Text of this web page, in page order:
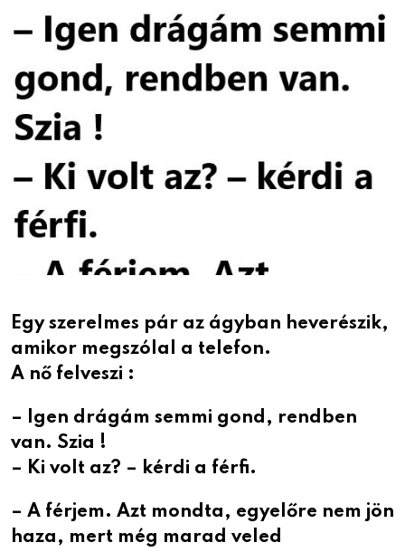
Egy szerelmes pár az ágyban heverészik,
amikor megszólal a telefon.
A nő felveszi :
– Igen drágám semmi gond, rendben
van. Szia !
– Ki volt az? – kérdi a férfi.
– A férjem. Azt mondta, egyelőre nem jön
haza, mert még marad veled